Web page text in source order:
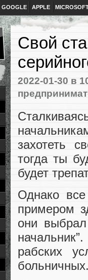
GOOGLE APPLE
Свой
2022-01-30 в
захотеть
тогда ты
будет
Однако
примером
они
рабских